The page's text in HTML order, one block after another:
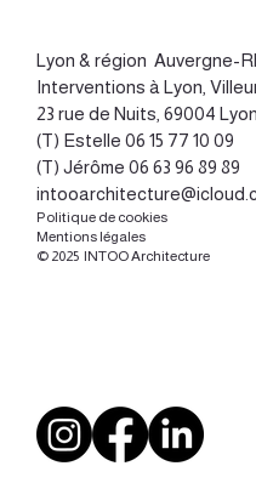
Lyon & région Auvergne-
Interventions à Lyon,
23 rue de Nuits, 69004 Lyon
(T) Estelle 06 15 77 10 09
(T) Jérôme 06 63 96 89 89
Politique de cookies
Mentions légales
© 2025 INTOO Architecture